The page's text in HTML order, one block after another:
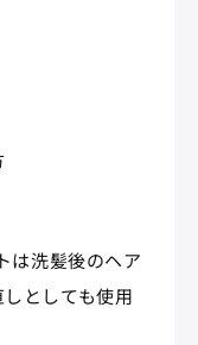
は洗髪後のヘア
としても使用